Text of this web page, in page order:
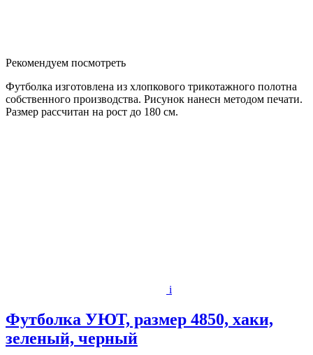
Рекомендуем посмотреть
Футболка изготовлена из хлопкового трикотажного полотна
собственного производства. Рисунок нанесн методом печати.
Размер рассчитан на рост до 180 см.
i
Футболка УЮТ, размер 4850, хаки,
зеленый, черный